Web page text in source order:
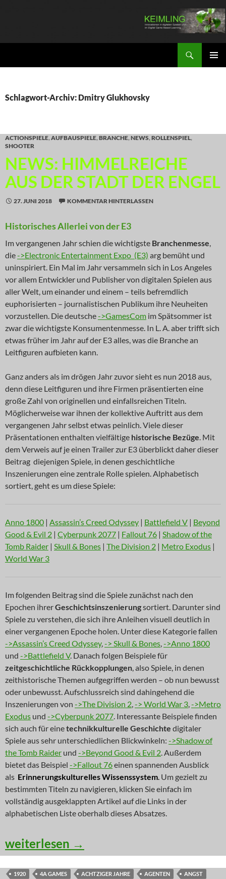
Schlagwort-Archiv: Dmitry Glukhovsky
ACTIONSPIELE,AUFBAUSPIELE,BRANCHE,NEWS,ROLLENSPIEL,
SHOOTER
NEWS: HIMMELREICHE
AUS DER STADT DER ENGEL
27. JUNI 2018 KOMMENTAR HINTERLASSEN
Historisches Allerlei von der E3
Im vergangenen Jahr schien die wichtigste Branchenmesse,
die->Electronic Entertainment Expo (E3) arg bemüht und
uninspiriert. Ein Mal im Jahr versammeln sich in Los Angeles
vor allem Entwickler und Publisher von digitalen Spielen aus
aller Welt, um einander und einem – teils befremdlich
euphorisierten – journalistischen Publikum ihre Neuheiten
vorzustellen. Die deutsche->GamesCom im Spätsommer ist
zwar die wichtigste Konsumentenmesse. In L. A. aber trifft sich
etwas früher im Jahr auf der E3 alles, was die Branche an
Leitfiguren aufbieten kann.
Ganz anders als im drögen Jahr zuvor sieht es nun 2018 aus,
denn diese Leitfiguren und ihre Firmen präsentierten eine
große Zahl von originellen und einfallsreichen Titeln.
Möglicherweise war ihnen der kollektive Auftritt aus dem
vergangenen Jahr selbst etwas peinlich. Viele dieser
Präsentationen enthalten vielfältige historische Bezüge. Mit
dem Verweis auf je einen Trailer zur E3 überblickt daher dieser
Beitrag diejenigen Spiele, in denen geschichtliche
Inszenierungen eine zentrale Rolle spielen. Alphabetisch
sortiert, geht es um diese Spiele:
Anno 1800 | Assassin’s Creed Odyssey | Battlefield V | Beyond
Good & Evil 2 | Cyberpunk 2077 | Fallout 76 | Shadow of the
Tomb Raider | Skull & Bones | The Division 2 | Metro Exodus |
World War 3
Im folgenden Beitrag sind die Spiele zunächst nach den
Epochen ihrerGeschichtsinszenierungsortiert. Darunter sind
Spiele zu verstehen, die sich ihre Anleihen visuell deutlich in
einer vergangenen Epoche holen. Unter diese Kategorie fallen
->Assassin’s Creed Odyssey,-> Skull & Bones,->Anno 1800
und ->Battlefield V. Danach folgen Beispiele für
zeitgeschichtliche Rückkopplungen, also Spiele, in denen
zeithistorische Themen aufgegriffen werden – ob nun bewusst
oder unbewusst. Aufschlussreich sind dahingehend die
Inszenierungen von ->The Division 2,-> World War 3,->Metro
Exodus und ->Cyberpunk 2077. Interessante Beispiele finden
sich auch für einetechnikkulturelle Geschichte digitaler
Spiele aus sehr unterschiedlichen Blickwinkeln: ->Shadow of
the Tomb Raider und ->Beyond Good & Evil 2. Außerdem
bietet das Beispiel ->Fallout 76einen spannenden Ausblick
als Erinnerungskulturelles Wissenssystem. Um gezielt zu
bestimmten Titeln zu navigieren, klicken Sie einfach im
vollständig ausgeklappten Artikel auf die Links in der
alphabetischen Liste oberhalb dieses Absatzes.
NEWS: Himmelreiche aus der Stadt der
weiterlesen →
1920 4A GAMES ACHTZIGER JAHRE AGENTEN
ANGST